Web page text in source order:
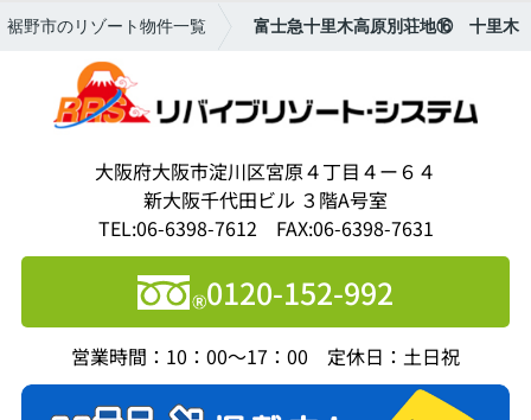
裾野市のリゾート物件一覧 富士急十里木高原別荘地⑯ 十里木
大阪府大阪市淀川区宮原４丁目４ー６４
新大阪千代田ビル ３階A号室
TEL:06-6398-7612 FAX:06-6398-7631
0120-152-992
営業時間：10：00～17：00 定休日：土日祝